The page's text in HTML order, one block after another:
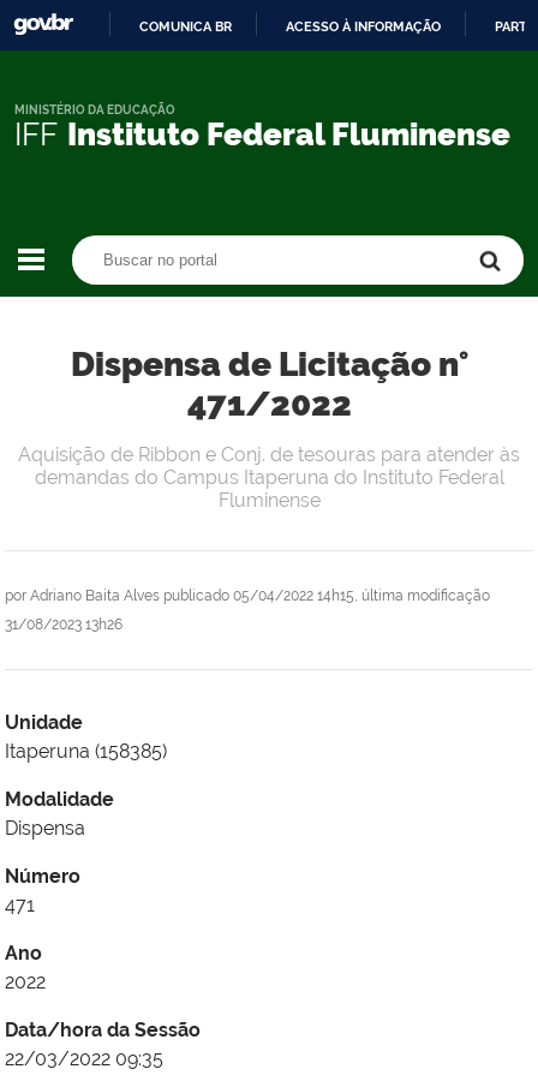
CONTEÚDO
COMUNICA BR ACESSO À INFORMAÇÃO
IFF Instituto Federal Fluminense
MINISTÉRIO DA EDUCAÇÃO
Dispensa de Licitação n°
471/2022
por Adriano Baita Alves publicado 05/04/2022 14h15, última modificação
31/08/2023 13h26
Aquisição de Ribbon e Conj. de tesouras para atender às
demandas do Campus Itaperuna do Instituto Federal
Fluminense
Unidade
Itaperuna (158385)
Modalidade
Dispensa
Número
471
Ano
2022
Data/hora da Sessão
22/03/2022 09:35